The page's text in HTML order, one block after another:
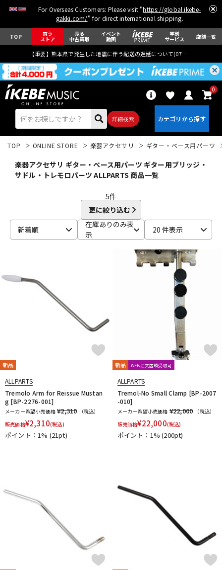
For Overseas Customers: Please visit "https://global.ikebe-
gakki.com/" for direct international shipping.
TOP 買う
ストア
売る
中古買取
イベント
動画
学割
サービス 店舗一覧
【重要】熊本県で発生した地震に伴う配送の遅延について(07月29日
詳細検索
0
ベース ウクレレ
パーカッション
キーボード 電子ピアノ
DJ機器 DTM
ヴィンテージ
TOP ONLINE STORE 楽器アクセサリ ギター・ベース用パーツ
楽器アクセサリ ギター・ベース用パーツ ギター用ブリッジ・
サドル・トレモロパーツ ALLPARTS 商品一覧
5件
更に絞り込む
新着順
在庫ありのみ表
示
20 件表示
新品
ALLPARTS
Tremolo Arm for Reissue Mustan
g [BP-2276-001]
メーカー希望小売価格 ¥2,310
（税込）
販売価格¥2,310(税込)
ポイント：1% (21pt)
新品 WEB注文店頭受取可
ALLPARTS
Tremol-No Small Clamp [BP-2007
-010]
メーカー希望小売価格 ¥22,000
（税込）
販売価格¥22,000(税込)
ポイント：1%(200pt)